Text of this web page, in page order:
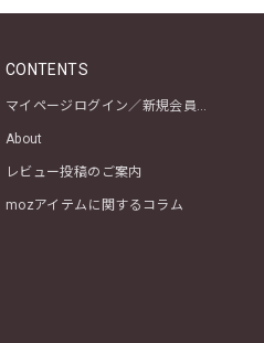
CONTENTS
About
レビュー投稿のご案内
mozアイテムに関するコラム